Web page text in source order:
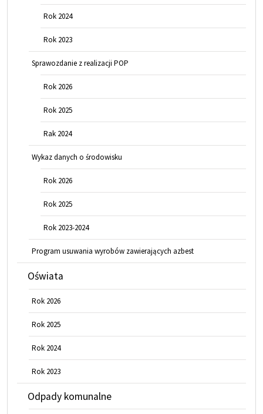
Rok 2024
Rok 2023
Sprawozdanie z realizacji POP
Rok 2026
Rok 2025
Rak 2024
Wykaz danych o środowisku
Rok 2026
Rok 2025
Rok 2023-2024
Program usuwania wyrobów zawierających azbest
Oświata
Rok 2026
Rok 2025
Rok 2024
Rok 2023
Odpady komunalne